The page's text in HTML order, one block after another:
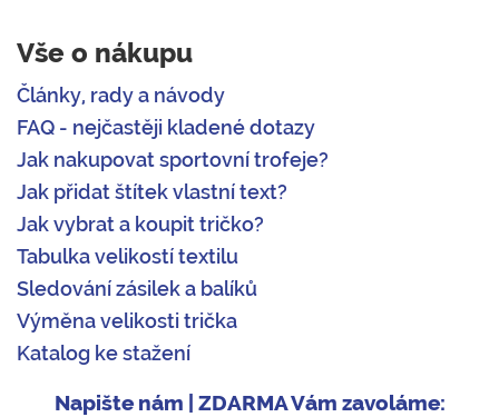
Vše o nákupu
Články, rady a návody
FAQ - nejčastěji kladené dotazy
Jak nakupovat sportovní trofeje?
Jak přidat štítek vlastní text?
Jak vybrat a koupit tričko?
Tabulka velikostí textilu
Sledování zásilek a balíků
Výměna velikosti trička
Katalog ke stažení
Napište nám | ZDARMA Vám zavoláme: